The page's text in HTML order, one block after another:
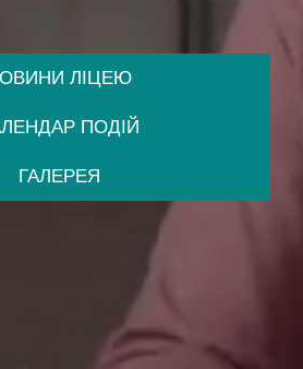
ЛIЦЕЮ
ПОДІЙ
ГАЛЕРЕЯ